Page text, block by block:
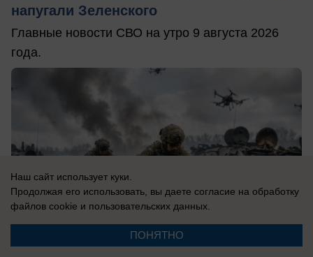
напугали Зеленского
Главные новости СВО на утро 9 августа 2026
года.
Наш сайт использует куки.
Продолжая его использовать, вы даете согласие на обработку
файлов cookie и пользовательских данных.
ПОНЯТНО